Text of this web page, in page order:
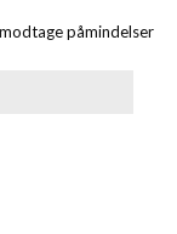
påmindelser